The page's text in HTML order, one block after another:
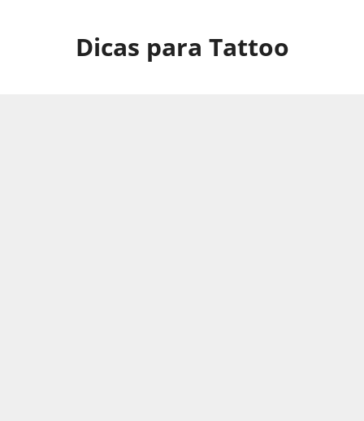
Dicas para Tattoo